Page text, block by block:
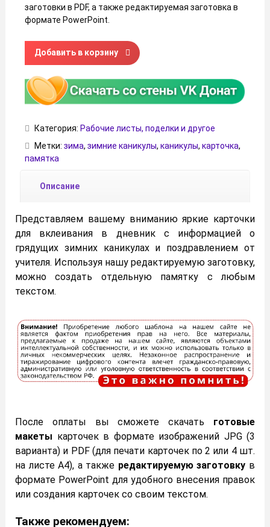
заготовки в PDF, а также редактируемая заготовка в
формате PowerPoint.
Количество товара Карточки в дневник "Зимние
Добавить в корзину
Категория: Рабочие листы, поделки и другое
Метки: зима, зимние каникулы, каникулы, карточка,
памятка
Описание
Представляем вашему вниманию яркие карточки
для вклеивания в дневник с информацией о
грядущих зимних каникулах и поздравлением от
учителя. Используя нашу редактируемую заготовку,
можно создать отдельную памятку с любым
текстом.
После оплаты вы сможете скачать готовые
макеты карточек в формате изображений JPG (3
варианта) и PDF (для печати карточек по 2 или 4 шт.
на листе А4), а также редактируемую заготовку в
формате PowerPoint для удобного внесения правок
или создания карточек со своим текстом.
Также рекомендуем: